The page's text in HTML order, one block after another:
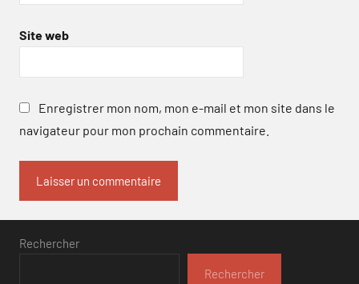
Site web
Enregistrer mon nom, mon e-mail et mon site dans le
navigateur pour mon prochain commentaire.
Rechercher
Rechercher